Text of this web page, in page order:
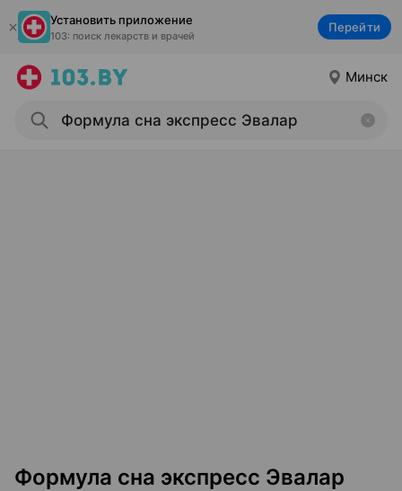
Установить приложение
103: поиск лекарств и врачей
Перейти
Минск
Формула сна экспресс Эвалар